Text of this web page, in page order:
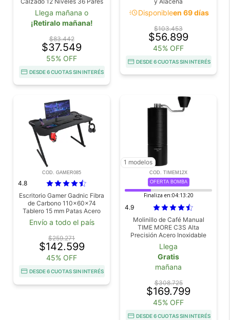
Hermético
Llega mañana o
¡Retiralo mañana!
$83.442
$37.549
55% OFF
DESDE 6 CUOTAS SIN INTERÉS
acuteDisponibleen 69 días
$103.453
$56.899
45% OFF
DESDE 6 CUOTAS SIN INTERÉS
COD. GAMER085
4.8
Escritorio Gamer Gadnic Fibra
de Carbono 110x60x74
Tablero 15 mm Patas Acero
Con Posavasos Y Gancho
Para Auricular
Envío a todo el país
$259.271
$142.599
45% OFF
DESDE 6 CUOTAS SIN INTERÉS
1 modelos
COD. TIMEM12X
OFERTA BOMBA
Finaliza en:04:13:18
4.9
Molinillo de Café Manual
TIME MORE C3S Alta
Precisión Acero Inoxidable
Portable Ajuste Molienda 24
Niveles Ideal Pour Over
Llega
Gratis
mañana
$308.725
$169.799
45% OFF
DESDE 6 CUOTAS SIN INTERÉS